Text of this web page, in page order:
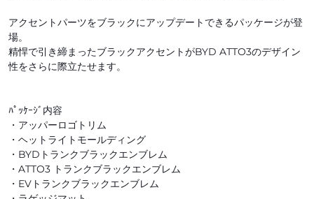
アクセントパーツをブラックにアップデートできるパッケージが登
場。
精悍で引き締まったブラックアクセントがBYD ATTO3のデザイン
性をさらに際立たせます。
ﾊﾟｯｹｰｼﾞ内容
・アッパーロゴトリム
・ヘットライトモールディング
・BYDトランクブラックエンブレム
・ATTO3 トランクブラックエンブレム
・EVトランクブラックエンブレム